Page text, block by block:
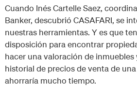
Cuando Inés Cartelle Saez,
Banker, descubrió CASAFARI, se
nuestras herramientas. Y es que
disposición para encontrar
hacer una valoración de
historial de precios de venta de
ahorraría mucho tiempo.